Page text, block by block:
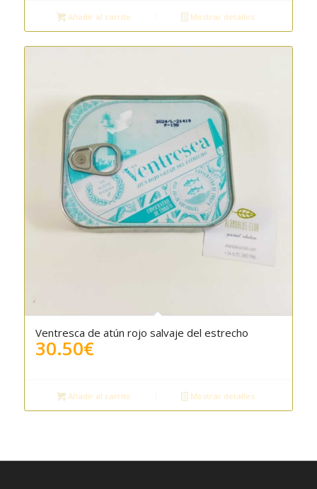
Añadir al carrito Mostrar detalles
Ventresca de atún rojo salvaje del estrecho
30.50€
Añadir al carrito Mostrar detalles